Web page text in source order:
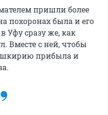
пришли более
похоронах была и его
Уфу сразу же, как
Вместе с ней, чтобы
прибыла и